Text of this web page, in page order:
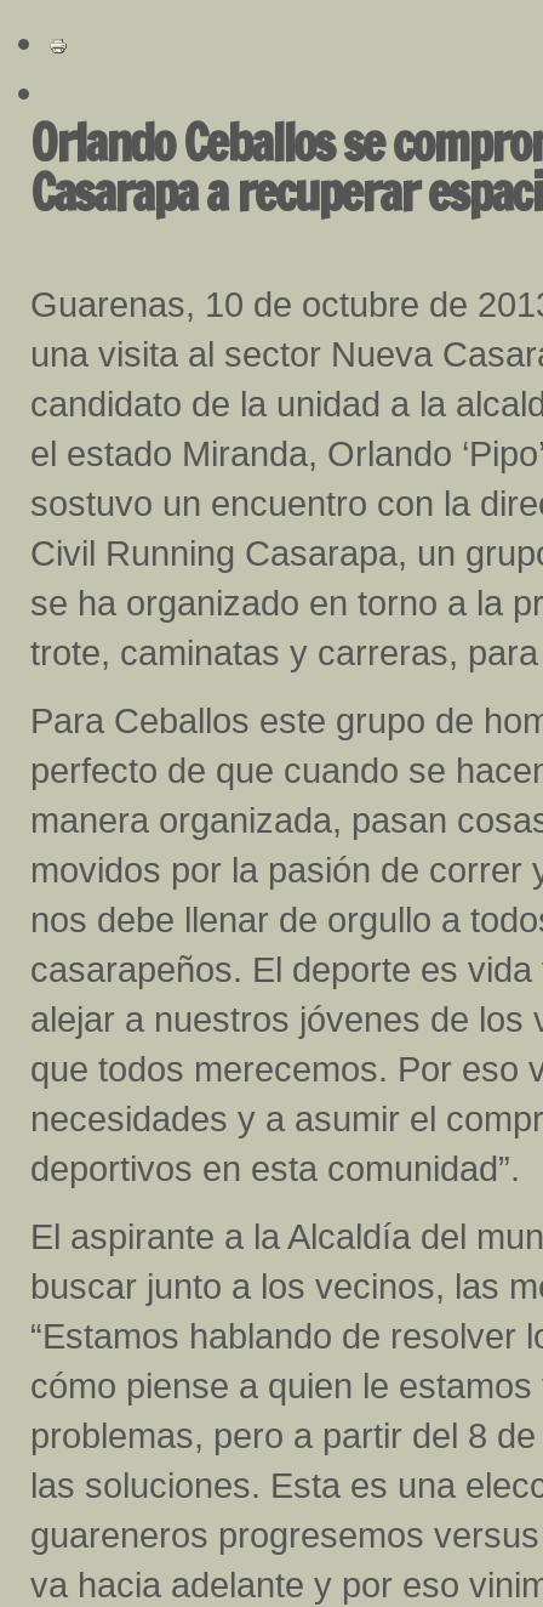
Orlando Ceballos se
Casarapa a recuperar
Guarenas, 10 de octubre de
una visita al sector Nueva
candidato de la unidad a la
el estado Miranda, Orlando
sostuvo un encuentro con la
Civil Running Casarapa, un
se ha organizado en torno a la
trote, caminatas y carreras,
Para Ceballos este grupo de
perfecto de que cuando se
manera organizada, pasan
movidos por la pasión de correr
nos debe llenar de orgullo a
casarapeños. El deporte es
alejar a nuestros jóvenes de
que todos merecemos. Por eso
necesidades y a asumir el
deportivos en esta comunidad”.
El aspirante a la Alcaldía del
buscar junto a los vecinos, las
“Estamos hablando de resolver
cómo piense a quien le
problemas, pero a partir del 8
las soluciones. Esta es una
guareneros progresemos
va hacia adelante y por eso